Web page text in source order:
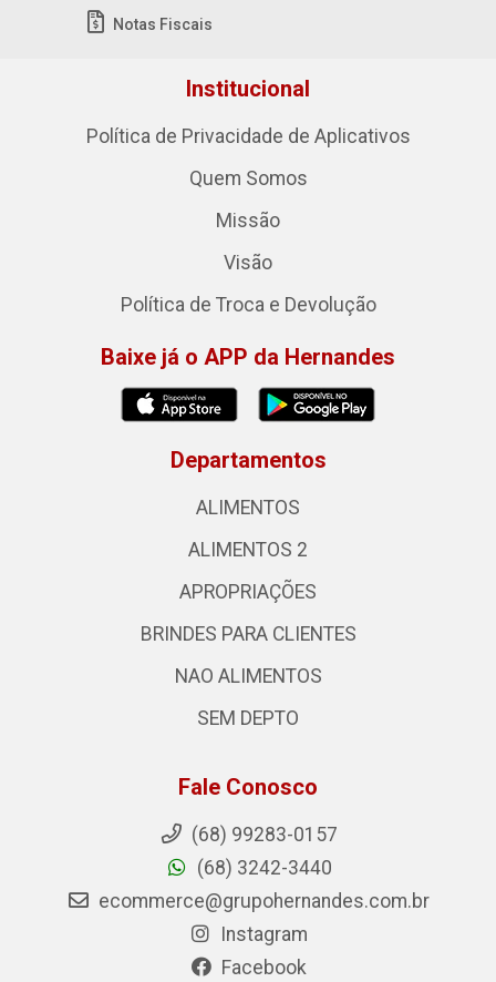
Notas Fiscais
Institucional
Política de Privacidade de Aplicativos
Quem Somos
Missão
Visão
Política de Troca e Devolução
Baixe já o APP da Hernandes
Departamentos
ALIMENTOS
ALIMENTOS 2
APROPRIAÇÕES
BRINDES PARA CLIENTES
NAO ALIMENTOS
SEM DEPTO
Fale Conosco
(68) 99283-0157
(68) 3242-3440
ecommerce@grupohernandes.com.br
Instagram
Facebook